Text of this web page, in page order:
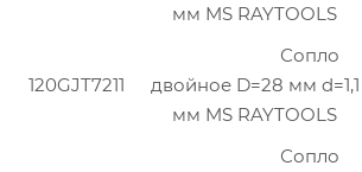
мм MS RAYTOOLS
120GJT7211
Сопло
двойное D=28 мм d=1,1
мм MS RAYTOOLS
Сопло